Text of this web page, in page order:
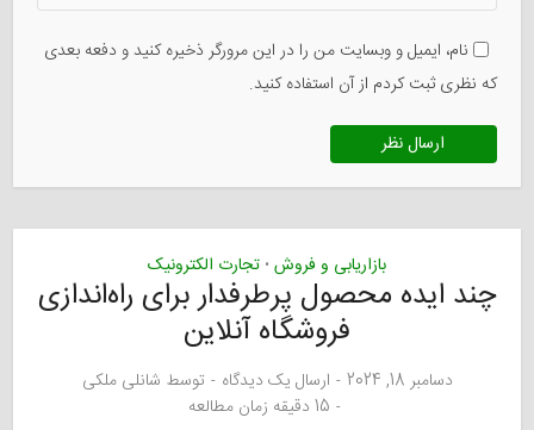
نام، ایمیل و وبسایت من را در این مرورگر ذخیره کنید و دفعه بعدی
که نظری ثبت کردم از آن استفاده کنید.
بازاریابی و فروش • تجارت الکترونیک
چند ایده محصول پرطرفدار برای راه‌اندازی
فروشگاه آنلاین
دسامبر 18, 2024 ارسال یک دیدگاه توسط شانلی ملکی
15 دقیقه زمان مطالعه